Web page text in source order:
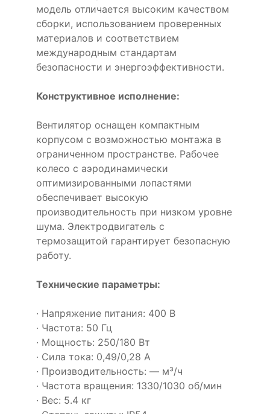
модель отличается высоким качеством
сборки, использованием проверенных
материалов и соответствием
международным стандартам
безопасности и энергоэффективности.
Конструктивное исполнение:
Вентилятор оснащен компактным
корпусом с возможностью монтажа в
ограниченном пространстве. Рабочее
колесо с аэродинамически
оптимизированными лопастями
обеспечивает высокую
производительность при низком уровне
шума. Электродвигатель с
термозащитой гарантирует безопасную
работу.
Технические параметры:
· Напряжение питания: 400 В
· Частота: 50 Гц
· Мощность: 250/180 Вт
· Сила тока: 0,49/0,28 А
· Производительность: — м³/ч
· Частота вращения: 1330/1030 об/мин
· Вес: 5.4 кг